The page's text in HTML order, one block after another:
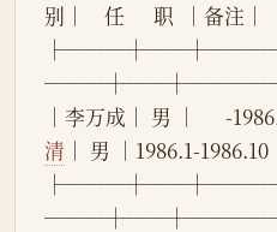
别│    任      职  │备注│
│李万成│ 男 │      -
清 │ 男 │1986.1-